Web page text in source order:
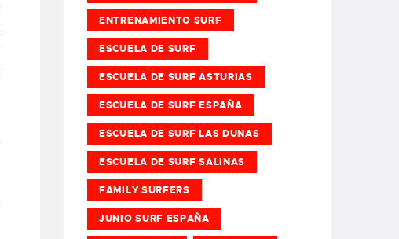
ENTRENAMIENTO SURF
ESCUELA DE SURF
ESCUELA DE SURF ASTURIAS
ESCUELA DE SURF ESPAÑA
ESCUELA DE SURF LAS DUNAS
ESCUELA DE SURF SALINAS
FAMILY SURFERS
JUNIO SURF ESPAÑA